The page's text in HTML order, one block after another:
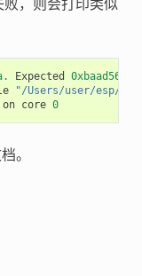
败，则会打印类似
. Expected 0xbaad5678
"/Users/user/esp/
on core 0
。